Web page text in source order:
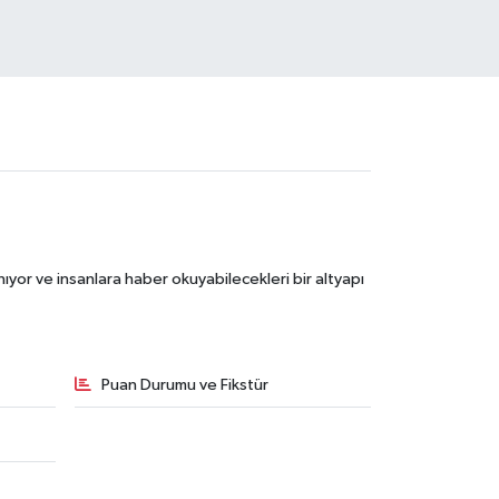
ve insanlara haber okuyabilecekleri bir altyapı
Puan Durumu ve Fikstür